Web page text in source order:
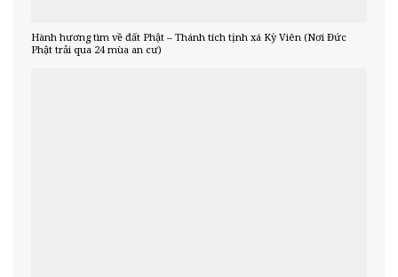
Hành hương tìm về đất Phật – Thánh tích tịnh xá Kỳ Viên (Nơi Đức
Phật trải qua 24 mùa an cư)